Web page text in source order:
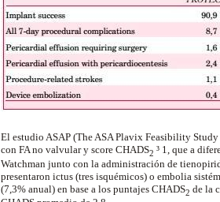
El estudio ASAP (The ASA Plavix Feasibility
con FA no valvular y score CHADS2 ³ 1, que a
Watchman junto con la administración de
presentaron ictus (tres isquémicos) o embolia
(7,3% anual) en base a los puntajes CHADS2 de la